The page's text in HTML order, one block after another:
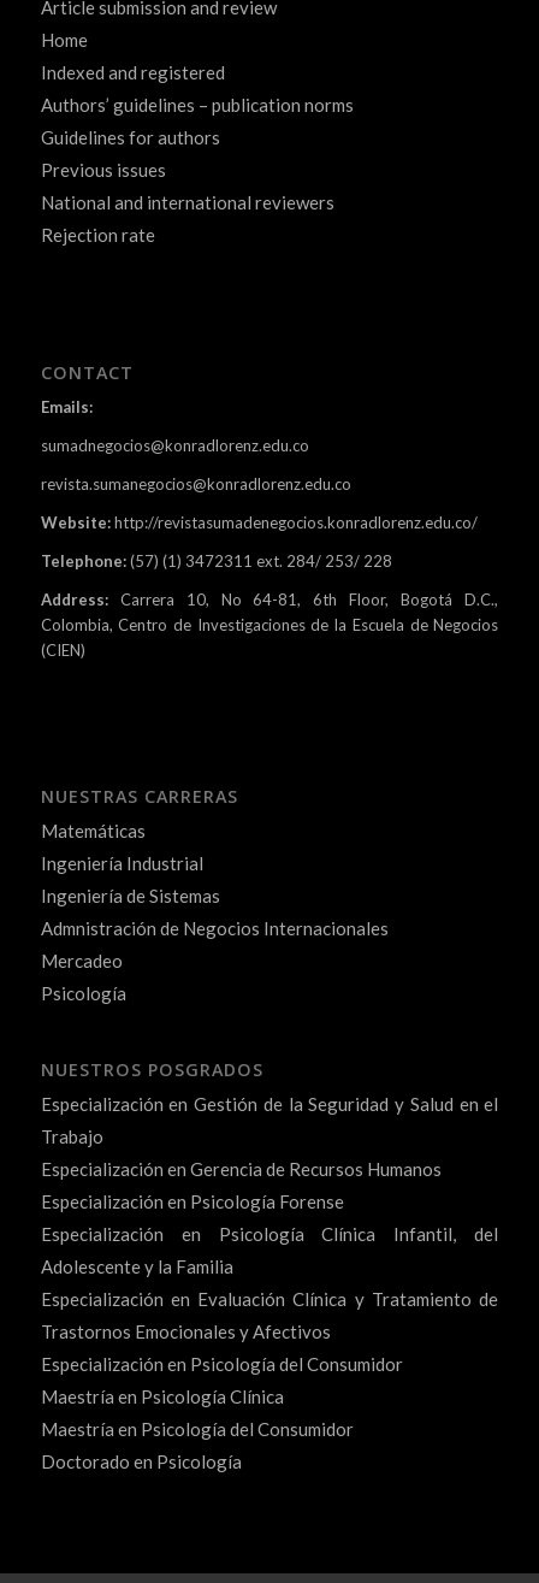
Article submission and review
Home
Indexed and registered
Authors’ guidelines – publication norms
Guidelines for authors
Previous issues
National and international reviewers
Rejection rate
CONTACT
Emails:
sumadnegocios@konradlorenz.edu.co
revista.sumanegocios@konradlorenz.edu.co
Website: http://revistasumadenegocios.konradlorenz.edu.co/
Telephone:(57) (1) 3472311 ext. 284/ 253/ 228
Address:Carrera 10, No 64-81, 6th Floor, Bogotá D.C.,
Colombia, Centro de Investigaciones de la Escuela de Negocios
(CIEN)
NUESTRAS CARRERAS
Matemáticas
Ingeniería Industrial
Ingeniería de Sistemas
Admnistración de Negocios Internacionales
Mercadeo
Psicología
NUESTROS POSGRADOS
Especialización en Gestión de la Seguridad y Salud en el
Trabajo
Especialización en Gerencia de Recursos Humanos
Especialización en Psicología Forense
Especialización en Psicología Clínica Infantil, del
Adolescente y la Familia
Especialización en Evaluación Clínica y Tratamiento de
Trastornos Emocionales y Afectivos
Especialización en Psicología del Consumidor
Maestría en Psicología Clínica
Maestría en Psicología del Consumidor
Doctorado en Psicología